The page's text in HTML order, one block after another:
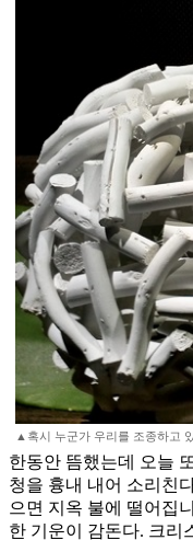
▲혹시 누군가 우리를 조종하고
한동안 뜸했는데 오늘
청을 흉내 내어 소리친
으면 지옥 불에 떨어집
한 기운이 감돈다. 크리